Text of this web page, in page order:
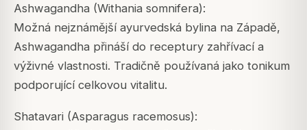
Ashwagandha (Withania somnifera):
Možná nejznámější ayurvedská bylina na Západě,
Ashwagandha přináší do receptury zahřívací a
výživné vlastnosti. Tradičně používaná jako tonikum
podporující celkovou vitalitu.
Shatavari (Asparagus racemosus):